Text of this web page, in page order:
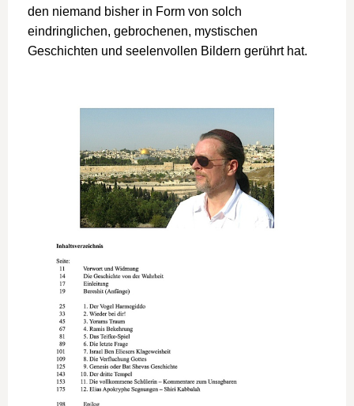
den niemand bisher in Form von solch
eindringlichen, gebrochenen, mystischen
Geschichten und seelenvollen Bildern gerührt hat.